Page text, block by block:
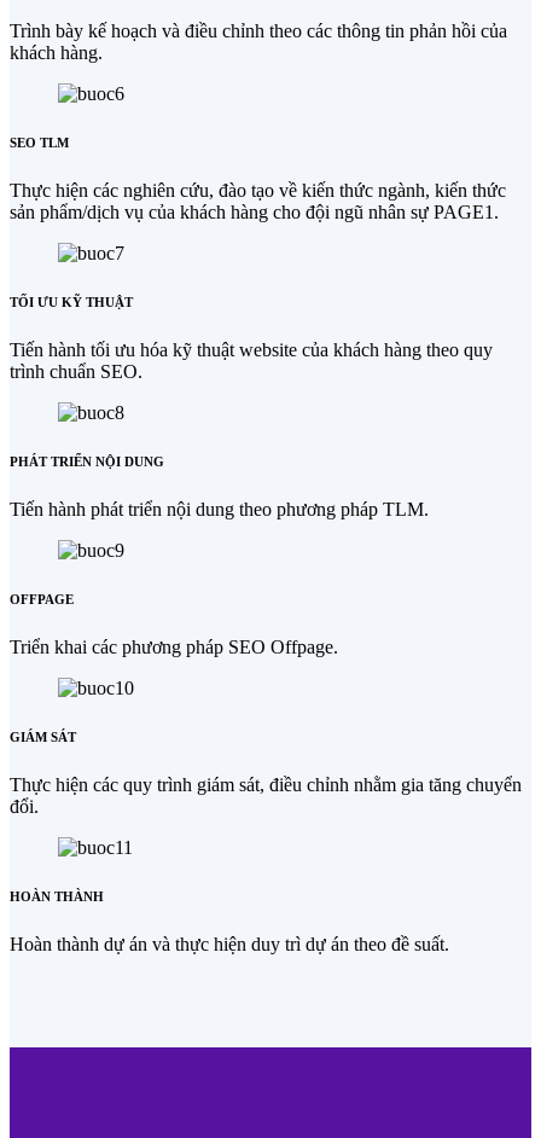
Trình bày kế hoạch và điều chỉnh theo các thông tin phản hồi của
khách hàng.
SEO TLM
Thực hiện các nghiên cứu, đào tạo về kiến thức ngành, kiến thức
sản phẩm/dịch vụ của khách hàng cho đội ngũ nhân sự PAGE1.
TỐI ƯU KỸ THUẬT
Tiến hành tối ưu hóa kỹ thuật website của khách hàng theo quy
trình chuẩn SEO.
PHÁT TRIỂN NỘI DUNG
Tiến hành phát triển nội dung theo phương pháp TLM.
OFFPAGE
Triển khai các phương pháp SEO Offpage.
GIÁM SÁT
Thực hiện các quy trình giám sát, điều chỉnh nhằm gia tăng chuyển
đổi.
HOÀN THÀNH
Hoàn thành dự án và thực hiện duy trì dự án theo đề suất.